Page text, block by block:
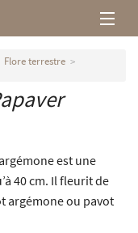
Flore terrestre
est une
40 cm. Il fleurit de
argémone ou pavot